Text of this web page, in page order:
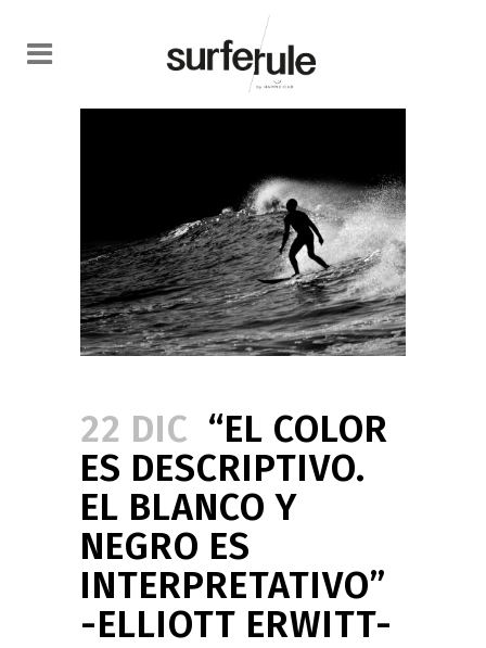
22 DIC “EL COLOR
ES DESCRIPTIVO.
EL BLANCO Y
NEGRO ES
INTERPRETATIVO”
-ELLIOTT ERWITT-